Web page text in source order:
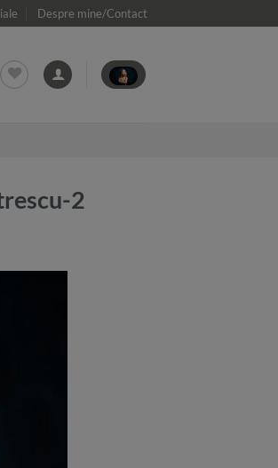
Despre mine/Contact
2